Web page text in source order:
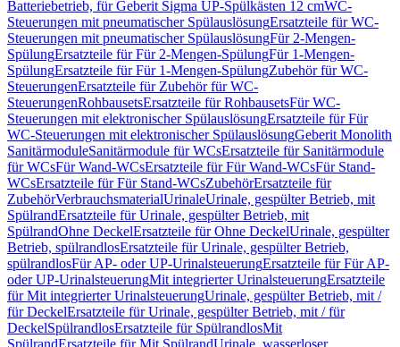
Batteriebetrieb, für Geberit Sigma UP-Spülkästen 12 cmWC-
Steuerungen mit pneumatischer SpülauslösungErsatzteile für WC-
Steuerungen mit pneumatischer SpülauslösungFür 2-Mengen-
SpülungErsatzteile für Für 2-Mengen-SpülungFür 1-Mengen-
SpülungErsatzteile für Für 1-Mengen-SpülungZubehör für WC-
SteuerungenErsatzteile für Zubehör für WC-
SteuerungenRohbausetsErsatzteile für RohbausetsFür WC-
Steuerungen mit elektronischer SpülauslösungErsatzteile für Für
WC-Steuerungen mit elektronischer SpülauslösungGeberit Monolith
SanitärmoduleSanitärmodule für WCsErsatzteile für Sanitärmodule
für WCsFür Wand-WCsErsatzteile für Für Wand-WCsFür Stand-
WCsErsatzteile für Für Stand-WCsZubehörErsatzteile für
ZubehörVerbrauchsmaterialUrinaleUrinale, gespülter Betrieb, mit
SpülrandErsatzteile für Urinale, gespülter Betrieb, mit
SpülrandOhne DeckelErsatzteile für Ohne DeckelUrinale, gespülter
Betrieb, spülrandlosErsatzteile für Urinale, gespülter Betrieb,
spülrandlosFür AP- oder UP-UrinalsteuerungErsatzteile für Für AP-
oder UP-UrinalsteuerungMit integrierter UrinalsteuerungErsatzteile
für Mit integrierter UrinalsteuerungUrinale, gespülter Betrieb, mit /
für DeckelErsatzteile für Urinale, gespülter Betrieb, mit / für
DeckelSpülrandlosErsatzteile für SpülrandlosMit
SpülrandErsatzteile für Mit SpülrandUrinale, wasserloser